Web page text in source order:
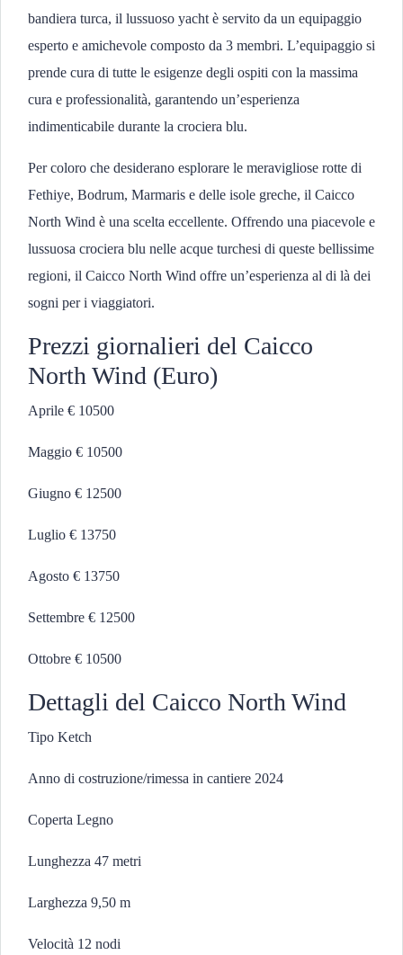
bandiera turca, il lussuoso yacht è servito da un equipaggio
esperto e amichevole composto da 3 membri. L’equipaggio si
prende cura di tutte le esigenze degli ospiti con la massima
cura e professionalità, garantendo un’esperienza
indimenticabile durante la crociera blu.
Per coloro che desiderano esplorare le meravigliose rotte di
Fethiye, Bodrum, Marmaris e delle isole greche, il Caicco
North Wind è una scelta eccellente. Offrendo una piacevole e
lussuosa crociera blu nelle acque turchesi di queste bellissime
regioni, il Caicco North Wind offre un’esperienza al di là dei
sogni per i viaggiatori.
Prezzi giornalieri del Caicco
North Wind (Euro)
Aprile € 10500
Maggio € 10500
Giugno € 12500
Luglio € 13750
Agosto € 13750
Settembre € 12500
Ottobre € 10500
Dettagli del Caicco North Wind
Tipo Ketch
Anno di costruzione/rimessa in cantiere 2024
Coperta Legno
Lunghezza 47 metri
Larghezza 9,50 m
Velocità 12 nodi